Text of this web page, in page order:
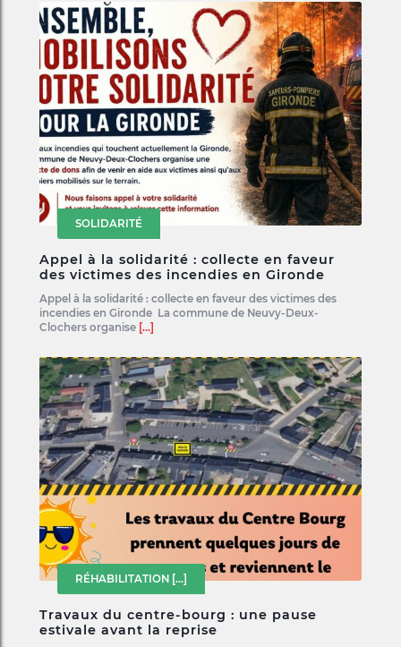
SOLIDARITÉ
Appel à la solidarité : collecte en faveur
des victimes des incendies en Gironde
Appel à la solidarité : collecte en faveur des victimes des
incendies en Gironde La commune de Neuvy-Deux-
Clochers organise [...]
RÉHABILITATION [...]
Travaux du centre-bourg : une pause
estivale avant la reprise